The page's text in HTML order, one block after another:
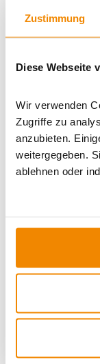
Zustimmung
Diese Webseite
Wir verwenden
Zugriffe zu
anzubieten.
weitergegeben.
ablehnen oder
Dieses Produkt
Kaminofen 150
Anschluss hinten |
Sofort lieferbare